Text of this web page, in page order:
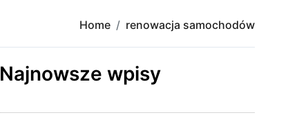
Home renowacja samochodów
Najnowsze wpisy